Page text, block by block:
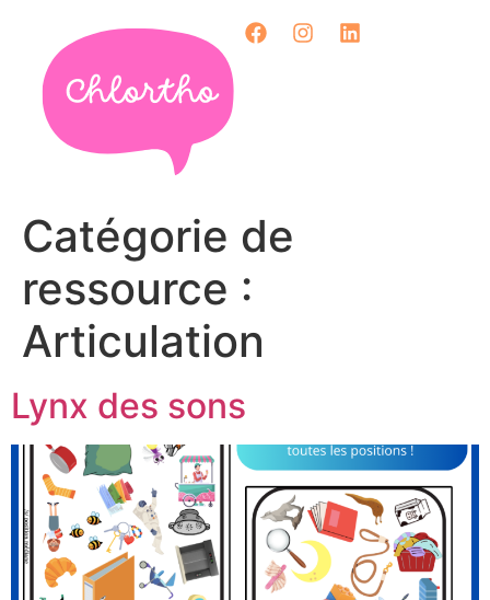
Catégorie de
ressource :
Articulation
Lynx des sons